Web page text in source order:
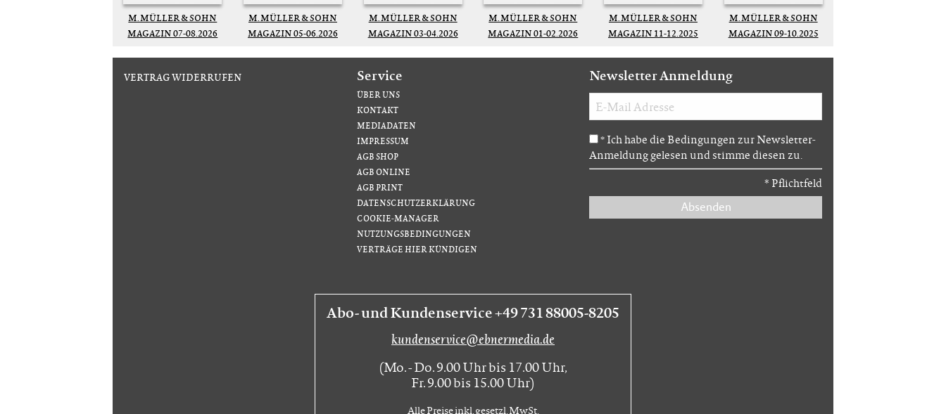
M. MÜLLER & SOHN
MAGAZIN 07-08.2026
M. MÜLLER & SOHN
MAGAZIN 05-06.2026
M. MÜLLER & SOHN
MAGAZIN 03-04.2026
M. MÜLLER & SOHN
MAGAZIN 01-02.2026
M. MÜLLER & SOHN
MAGAZIN 11-12.2025
M. MÜLLER & SOHN
MAGAZIN 09-10.2025
VERTRAG WIDERRUFEN Service
ÜBER UNS
KONTAKT
MEDIADATEN
IMPRESSUM
AGB SHOP
AGB ONLINE
AGB PRINT
DATENSCHUTZERKLÄRUNG
COOKIE-MANAGER
NUTZUNGSBEDINGUNGEN
VERTRÄGE HIER KÜNDIGEN
Newsletter Anmeldung
* Ich habe die Bedingungen zur Newsletter-
Anmeldung gelesen und stimme diesen zu.
* Pflichtfeld
Absenden
Abo- und Kundenservice +49 731 88005-8205
kundenservice@ebnermedia.de
(Mo. - Do. 9.00 Uhr bis 17.00 Uhr,
Fr. 9.00 bis 15.00 Uhr)
Alle Preise inkl. gesetzl. MwSt.